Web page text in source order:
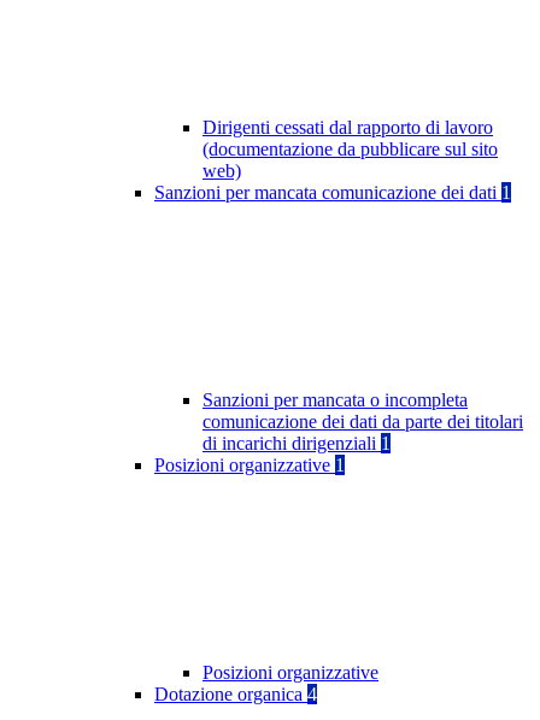
Dirigenti cessati dal rapporto di lavoro
(documentazione da pubblicare sul sito
web)
Sanzioni per mancata comunicazione dei dati 1
Sanzioni per mancata o incompleta
comunicazione dei dati da parte dei titolari
di incarichi dirigenziali 1
Posizioni organizzative 1
Posizioni organizzative
Dotazione organica 4